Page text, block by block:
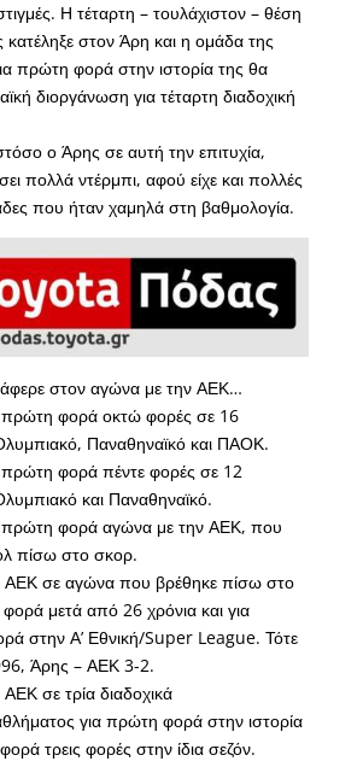
Η τέταρτη – τουλάχιστον – θέση
κατέληξε στον Άρη και η ομάδα της
πρώτη φορά στην ιστορία της θα
διοργάνωση για τέταρτη διαδοχική
ο Άρης σε αυτή την επιτυχία,
πολλά ντέρμπι, αφού είχε και πολλές
που ήταν χαμηλά στη βαθμολογία.
στον αγώνα με την ΑΕΚ…
πρώτη φορά οκτώ φορές σε 16
Παναθηναϊκό και ΠΑΟΚ.
πρώτη φορά πέντε φορές σε 12
και Παναθηναϊκό.
πρώτη φορά αγώνα με την ΑΕΚ, που
πίσω στο σκορ.
ΑΕΚ σε αγώνα που βρέθηκε πίσω στο
μετά από 26 χρόνια και για
στην Α’ Εθνική/Super League. Τότε
Άρης – ΑΕΚ 3-2.
σε τρία διαδοχικά
για πρώτη φορά στην ιστορία
τρεις φορές στην ίδια σεζόν.